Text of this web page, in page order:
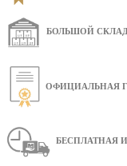
БОЛЬШОЙ
ОФИЦИАЛЬНАЯ
БЕСПЛАТНАЯ